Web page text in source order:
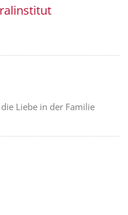
Liebe in der Familie